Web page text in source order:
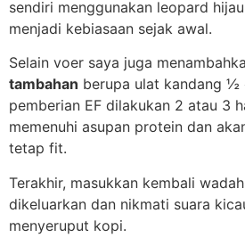
sendiri menggunakan leopard
menjadi kebiasaan sejak awal.
Selain voer saya juga
tambahan berupa ulat kandang ½
pemberian EF dilakukan 2 atau 3
memenuhi asupan protein dan
tetap fit.
Terakhir, masukkan kembali
dikeluarkan dan nikmati suara
menyeruput kopi.